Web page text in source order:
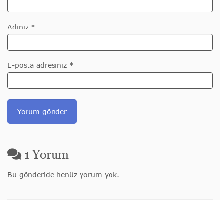
Adınız *
E-posta adresiniz *
1 Yorum
Bu gönderide henüz yorum yok.